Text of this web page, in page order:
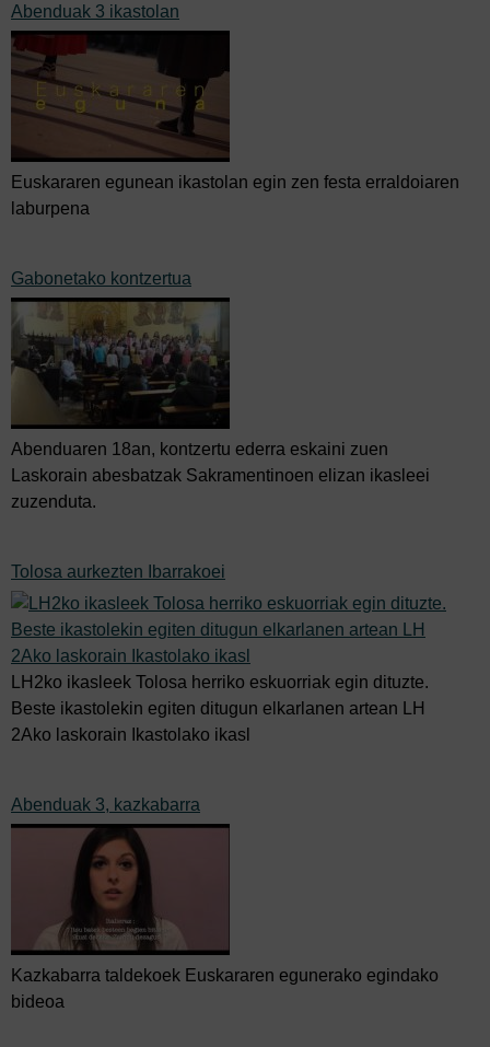
Abenduak 3 ikastolan
Euskararen egunean ikastolan egin zen festa erraldoiaren
laburpena
Gabonetako kontzertua
Abenduaren 18an, kontzertu ederra eskaini zuen
Laskorain abesbatzak Sakramentinoen elizan ikasleei
zuzenduta.
Tolosa aurkezten Ibarrakoei
LH2ko ikasleek Tolosa herriko eskuorriak egin dituzte.
Beste ikastolekin egiten ditugun elkarlanen artean LH
2Ako laskorain Ikastolako ikasl
Abenduak 3, kazkabarra
Kazkabarra taldekoek Euskararen egunerako egindako
bideoa